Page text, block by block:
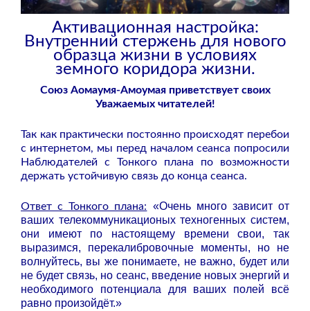
Активационная настройка:
Внутренний стержень для нового
образца жизни в условиях
земного коридора жизни.
Союз Аомаумя-Амоумая приветствует своих
Уважаемых читателей!
Так как практически постоянно происходят перебои
с интернетом, мы перед началом сеанса попросили
Наблюдателей с Тонкого плана по возможности
держать устойчивую связь до конца сеанса.
Ответ с Тонкого плана:
«Очень много зависит от
ваших телекоммуникационых техногенных систем,
они имеют по настоящему времени свои, так
выразимся, перекалибровочные моменты, но не
волнуйтесь, вы же понимаете, не важно, будет или
не будет связь, но сеанс, введение новых энергий и
необходимого потенциала для ваших полей всё
равно произойдёт.»